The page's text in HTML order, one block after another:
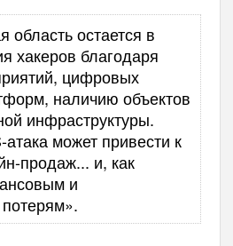
область остается в
хакеров благодаря
цифровых
наличию объектов
инфраструктуры.
может привести к
продаж... и, как
и